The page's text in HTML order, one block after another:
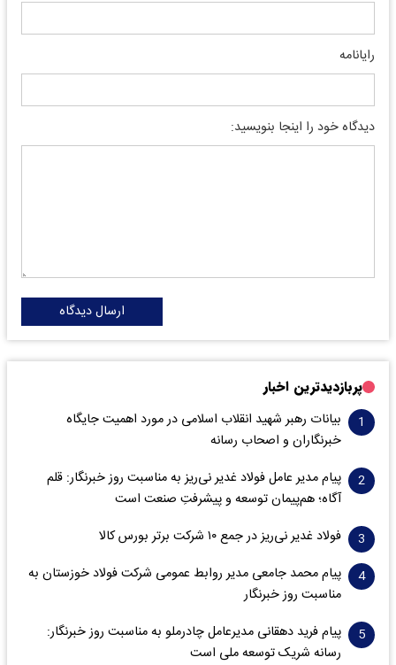
رایانامه
دیدگاه خود را اینجا بنویسید:
ارسال دیدگاه
پربازدیدترین اخبار
بیانات رهبر شهید انقلاب اسلامی در مورد اهمیت جایگاه
خبرنگاران و اصحاب رسانه
پیام مدیر عامل فولاد غدیر نی‌ریز به مناسبت روز خبرنگار: قلم
آگاه؛ هم‌پیمان توسعه و پیشرفتِ صنعت است
فولاد غدیر نی‌ریز در جمع ۱۰ شرکت برتر بورس کالا
پیام محمد جامعی مدیر روابط عمومی شرکت فولاد خوزستان به
مناسبت روز خبرنگار
پیام فرید دهقانی مدیرعامل چادرملو به مناسبت روز خبرنگار:
رسانه شریک توسعه ملی است